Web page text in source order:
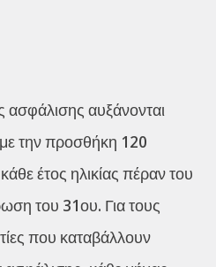
αυξάνονται
την προσθήκη 120
έτος ηλικίας πέραν του
του 31ου. Για τους
που καταβάλλουν